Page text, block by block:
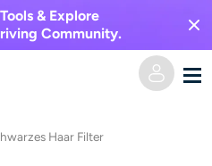
& Explore
Community.
Haar Filter